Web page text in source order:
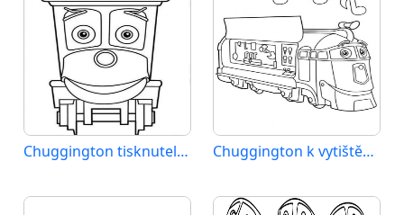
Chuggington tisknutelný Chuggington k vytištění pro děti